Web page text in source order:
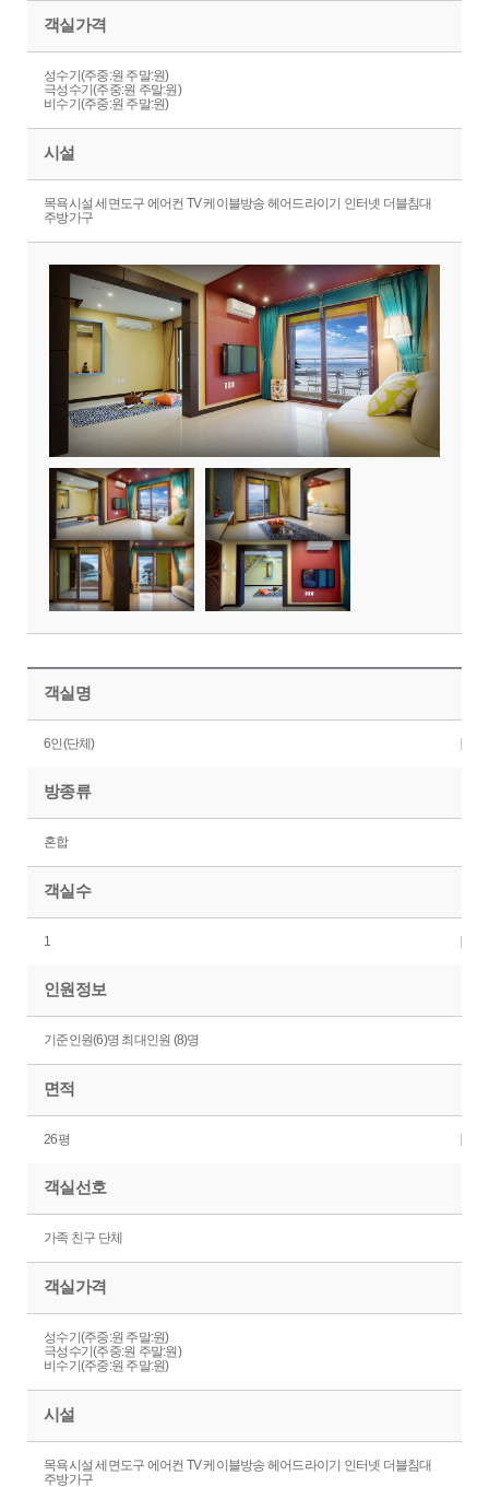
객실가격
성수기(주중:원 주말:원)
극성수기(주중:원 주말:원)
비수기(주중:원 주말:원)
시설
목욕시설 세면도구 에어컨 TV 케이블방송 헤어드라이기 인터넷 더블침대
주방가구
객실명
6인(단체)
방종류
혼합
객실수
1
인원정보
기준인원(6)명 최대인원 (8)명
면적
26평
객실선호
가족 친구 단체
객실가격
성수기(주중:원 주말:원)
극성수기(주중:원 주말:원)
비수기(주중:원 주말:원)
시설
목욕시설 세면도구 에어컨 TV 케이블방송 헤어드라이기 인터넷 더블침대
주방가구